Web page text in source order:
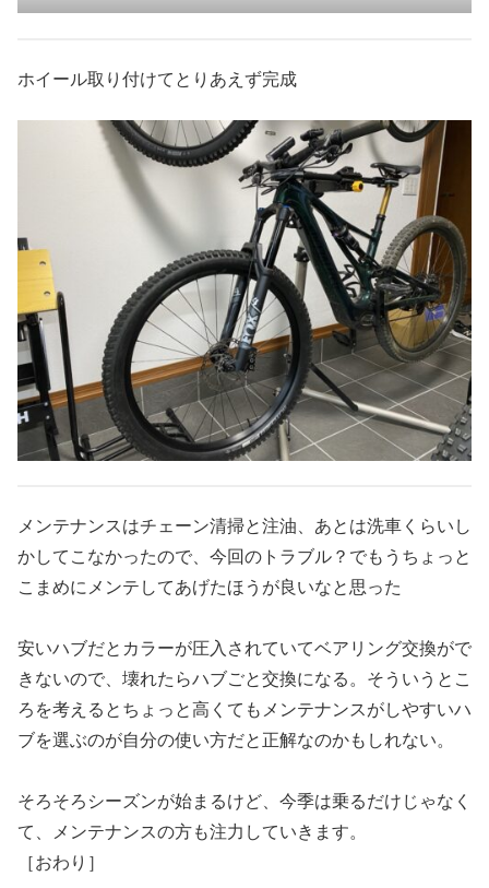
ホイール取り付けてとりあえず完成
メンテナンスはチェーン清掃と注油、あとは洗車くらいし
かしてこなかったので、今回のトラブル？でもうちょっと
こまめにメンテしてあげたほうが良いなと思った
安いハブだとカラーが圧入されていてベアリング交換がで
きないので、壊れたらハブごと交換になる。そういうとこ
ろを考えるとちょっと高くてもメンテナンスがしやすいハ
ブを選ぶのが自分の使い方だと正解なのかもしれない。
そろそろシーズンが始まるけど、今季は乗るだけじゃなく
て、メンテナンスの方も注力していきます。
［おわり］